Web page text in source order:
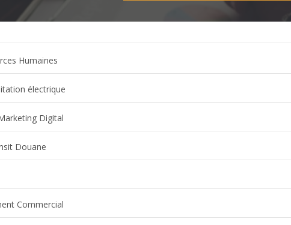
Humaines
électrique
Digital
Douane
Commercial